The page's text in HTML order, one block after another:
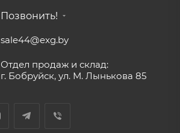
Позвонить!
sale44@exg.by
Отдел продаж и склад:
г. Бобруйск, ул. М. Лынькова 85